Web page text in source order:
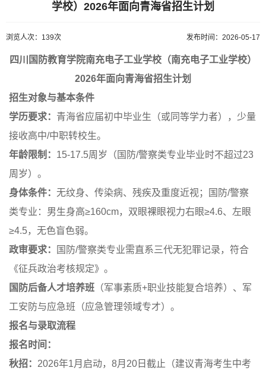
学校）2026年面向青海省招生计划
浏览人次：139次 发布时间：2026-05-17
四川国防教育学院南充电子工业学校（南充电子工业学校）
2026年面向青海省招生计划
招生对象与基本条件
学历要求： 青海省应届初中毕业生（或同等学力者），少量
接收高中/中职转校生。
年龄限制： 15-17.5周岁（国防/警察类专业毕业时不超过23
周岁）。
身体条件： 无纹身、传染病、残疾及重度近视；国防/警察
类专业：男生身高≥160cm，双眼裸眼视力右眼≥4.6、左眼
≥4.5，无色盲色弱。
政审要求：
国防/警察类专业需直系三代无犯罪记录，符合
《征兵政治考核规定》。
国防后备人才培养班 （军事素质+职业技能复合培养）、军
工安防与应急班（应急管理领域专才）。
报名与录取流程
报名时间：
秋招： 2026年1月启动，8月20日截止（建议青海考生中考